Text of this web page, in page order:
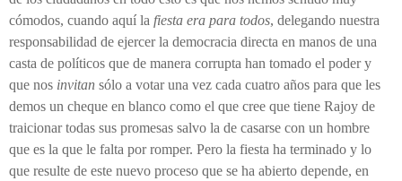
cómodos, cuando aquí la fiesta era para todos, delegando nuestra
responsabilidad de ejercer la democracia directa en manos de una
casta de políticos que de manera corrupta han tomado el poder y
que nos invitan sólo a votar una vez cada cuatro años para que les
demos un cheque en blanco como el que cree que tiene Rajoy de
traicionar todas sus promesas salvo la de casarse con un hombre
que es la que le falta por romper. Pero la fiesta ha terminado y lo
que resulte de este nuevo proceso que se ha abierto depende, en